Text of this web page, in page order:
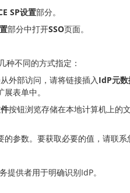
SP设置部分。
部分中打开SSO页面。
种不同的方式指定：
外部访问，请将链接插入IdP元
表单中。
按钮浏览存储在本地计算机上的
参数。要获取必要的值，请联系
提供者用于明确识别IdP。